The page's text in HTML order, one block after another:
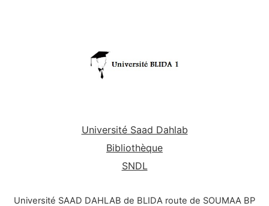
dans ces chapitres permettent d’acquérir une
bonne base en bactériologie générale.
sur la morphologie, la taxonomie
Université Saad Dahlab
Bibliothèque
SNDL
Université SAAD DAHLAB de BLIDA route de SOUMAA BP